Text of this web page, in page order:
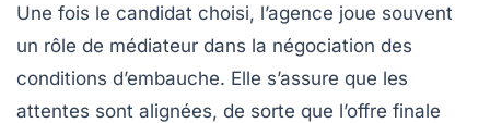
Une fois le candidat choisi, l’agence joue souvent
un rôle de médiateur dans la négociation des
conditions d’embauche. Elle s’assure que les
attentes sont alignées, de sorte que l’offre finale